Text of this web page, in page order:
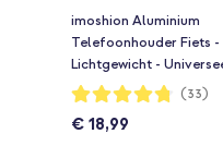
imoshion Aluminium
Telefoonhouder Fiets -
Lichtgewicht -
Zwart
Waardering:
95%
(33)
€ 18,99